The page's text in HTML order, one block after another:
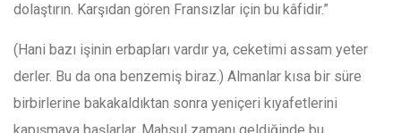
dolaştırın. Karşıdan gören Fransızlar için bu kâfidir.”
(Hani bazı işinin erbapları vardır ya, ceketimi assam yeter
derler. Bu da ona benzemiş biraz.) Almanlar kısa bir süre
birbirlerine bakakaldıktan sonra yeniçeri kıyafetlerini